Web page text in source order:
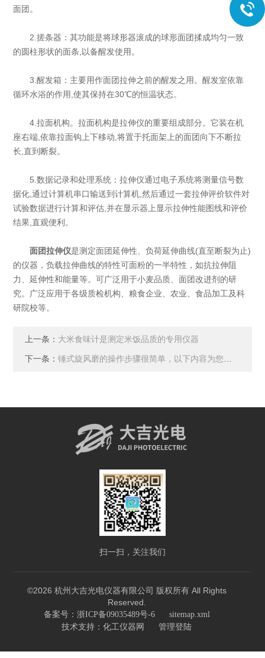
面团。
2.搓条器：其功能是将球形器滚成的球形面团揉成均匀一致
的圆柱形状的面条,以备醒发使用。
3.醒发箱：主要用作面团拉伸之前的醒发之用。醒发室依靠
循环水浴的作用,使其保持在30℃的恒温状态。
4.拉面机构。拉面机构是拉伸仪的重要组成部分。它装在机
座右端,依靠拉面钩上下移动,将置于托面架上的面团向下不断拉
长,直到断裂。
5.数据记录和处理系统：拉伸仪通过电子系统将测量信号数
据化,通过计算机串口输送到计算机,然后通过一套拉伸评价软件对
试验数据进行计算和评估,并在显示器上显示拉伸性能图线和评价
结果,直观便利。
面团拉伸仪是测定面团延伸性、负荷延伸曲线(直至断裂为止)
的仪器，负载拉伸曲线的特性可面粉的一半特性，如抗拉伸阻
力、延伸性和能量等。可广泛用于小麦品质、面团改进剂的研
究。广泛应用于各级质检机构、粮食企业、农业、食品加工及科
研院校等。
上一条： 大米食味计是测定米饭品质的专用仪器
下一条：锤式旋风磨的操作步骤很简单，以下内容为您说明
扫一扫，关注我们
©2026 杭州大吉光电仪器有限公司 版权所有 All Rights
Reserved.
备案号：浙ICP备09035489号-6 sitemap.xml
技术支持： 化工仪器网 管理登陆